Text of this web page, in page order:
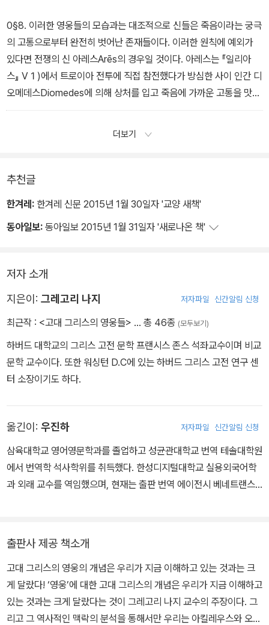
0§8. 이러한 영웅들의 모습과는 대조적으로 신들은 죽음이라는 궁극
의 고통으로부터 완전히 벗어난 존재들이다. 이러한 원칙에 예외가
있다면 전쟁의 신 아레스Arēs의 경우일 것이다. 아레스는 『일리아
스』 V１)에서 트로이아 전투에 직접 참전했다가 방심한 사이 인간 디
오메데스Diomedes에 의해 상처를 입고 죽음에 가까운 고통을 맛보
게 된다. 제5강에서 살펴보게 되겠지만, 이 장면에서는 호메로스식
있는 것이다.
더보기
추천글
한겨레: 한겨레 신문 2015년 1월 30일자 '교양 새책'
동아일보: 동아일보 2015년 1월 31일자 '새로나온 책'
저자 소개
지은이: 그레고리 나지 저자파일 신간알림 신청
최근작 : <고대 그리스의 영웅들> … 총 46종 (모두보기)
하버드 대학교의 그리스 고전 문학 프랜시스 존스 석좌교수이며 비교
문학 교수이다. 또한 워싱턴 D.C에 있는 하버드 그리스 고전 연구 센
터 소장이기도 하다.
옮긴이: 우진하 저자파일 신간알림 신청
삼육대학교 영어영문학과를 졸업하고 성균관대학교 번역 테솔대학원
에서 번역학 석사학위를 취득했다. 한성디지털대학교 실용외국어학
과 외래 교수를 역임했으며, 현재는 출판 번역 에이전시 베네트랜스
출판사 제공 책소개
고대 그리스의 영웅의 개념은 우리가 지금 이해하고 있는 것과는 크
게 달랐다! ‘영웅’에 대한 고대 그리스의 개념은 우리가 지금 이해하고
있는 것과는 크게 달랐다는 것이 그레고리 나지 교수의 주장이다. 그
리고 그 역사적인 맥락의 분석을 통해서만 우리는 아킬레우스와 오디